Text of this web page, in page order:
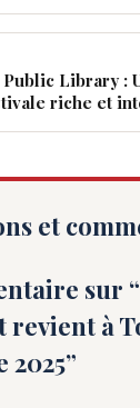
Library :
riche et
et
sur
revient à
2025”